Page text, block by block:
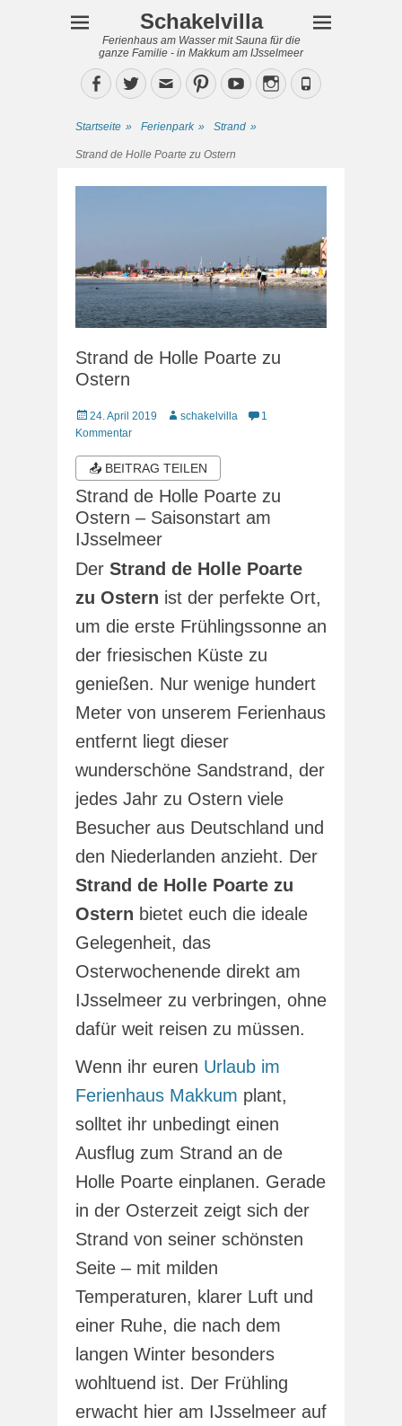
Schakelvilla
Ferienhaus am Wasser mit Sauna für die
ganze Familie - in Makkum am IJsselmeer
Facebook
TwitterEmailPinterestYouTubeInstagram
Phone
Startseite » Ferienpark » Strand »
Strand de Holle Poarte zu Ostern
Strand de Holle Poarte zu
Ostern
Veröffentlicht
am
24. April 2019 Autorschakelvilla
1
Kommentar
📤 BEITRAG TEILEN
Strand de Holle Poarte zu
Ostern – Saisonstart am
IJsselmeer
Der Strand de Holle Poarte
zu Ostern ist der perfekte Ort,
um die erste Frühlingssonne an
der friesischen Küste zu
genießen. Nur wenige hundert
Meter von unserem Ferienhaus
entfernt liegt dieser
wunderschöne Sandstrand, der
jedes Jahr zu Ostern viele
Besucher aus Deutschland und
den Niederlanden anzieht. Der
Strand de Holle Poarte zu
Ostern bietet euch die ideale
Gelegenheit, das
Osterwochenende direkt am
IJsselmeer zu verbringen, ohne
dafür weit reisen zu müssen.
Wenn ihr euren Urlaub im
Ferienhaus Makkum plant,
solltet ihr unbedingt einen
Ausflug zum Strand an de
Holle Poarte einplanen. Gerade
in der Osterzeit zeigt sich der
Strand von seiner schönsten
Seite – mit milden
Temperaturen, klarer Luft und
einer Ruhe, die nach dem
langen Winter besonders
wohltuend ist. Der Frühling
erwacht hier am IJsselmeer auf